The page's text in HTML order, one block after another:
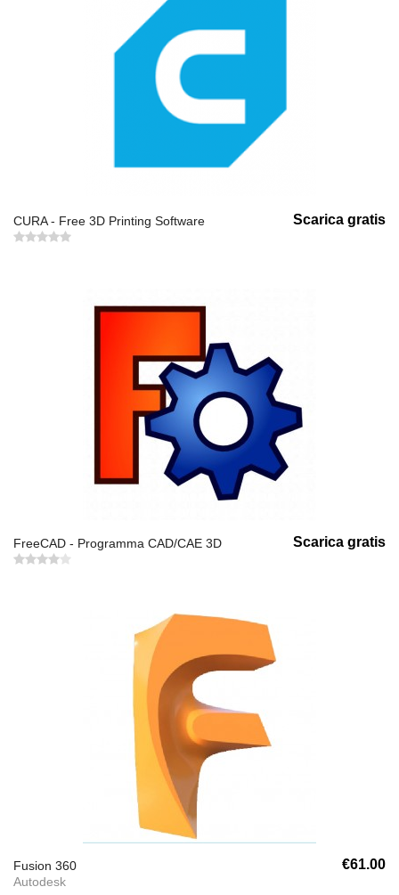
CURA - Free 3D Printing Software Scarica gratis
FreeCAD - Programma CAD/CAE 3D Scarica gratis
Fusion 360
Autodesk
€61.00